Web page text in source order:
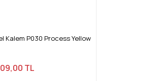
Kalem P030 Process Yellow
TL